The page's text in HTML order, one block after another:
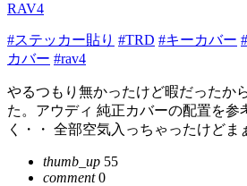
RAV4
#ステッカー貼り #TRD #キーカバー
カバー #rav4
やるつもり無かったけど暇だったか
た。アウディ 純正カバーの配置を参
く・・ 全部空気入っちゃったけどま
thumb_up 55
comment0